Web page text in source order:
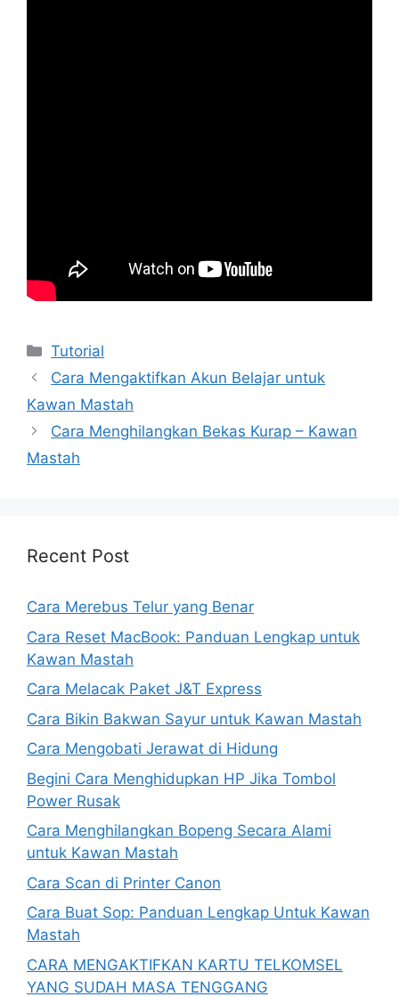
Kategori
Tutorial
Cara Mengaktifkan Akun Belajar untuk
Kawan Mastah
Cara Menghilangkan Bekas Kurap – Kawan
Mastah
Recent Post
Cara Merebus Telur yang Benar
Cara Reset MacBook: Panduan Lengkap untuk
Kawan Mastah
Cara Melacak Paket J&T Express
Cara Bikin Bakwan Sayur untuk Kawan Mastah
Cara Mengobati Jerawat di Hidung
Begini Cara Menghidupkan HP Jika Tombol
Power Rusak
Cara Menghilangkan Bopeng Secara Alami
untuk Kawan Mastah
Cara Scan di Printer Canon
Cara Buat Sop: Panduan Lengkap Untuk Kawan
Mastah
CARA MENGAKTIFKAN KARTU TELKOMSEL
YANG SUDAH MASA TENGGANG